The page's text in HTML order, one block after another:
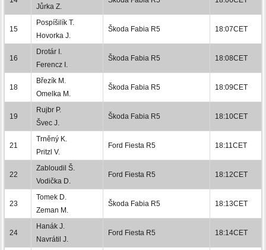
Jůrka Z.
15
Pospíšilík T.
Hovorka J.
Škoda Fabia R5 18:07CET
16
Drotár I.
Ferencz I.
Škoda Fabia R5 18:08CET
18
Březík M.
Omelka M.
Škoda Fabia R5 18:09CET
19
Rujbr P.
Švec J.
Škoda Fabia R5 18:10CET
21
Trněný K.
Pritzl V.
Ford Fiesta R5 18:11CET
22
Zabloudil Š.
Vodička D.
Ford Fiesta R5 18:12CET
23
Tomek D.
Zeman M.
Škoda Fabia R5 18:13CET
24
Hanák J.
Navrátil J.
Ford Fiesta R5 18:14CET